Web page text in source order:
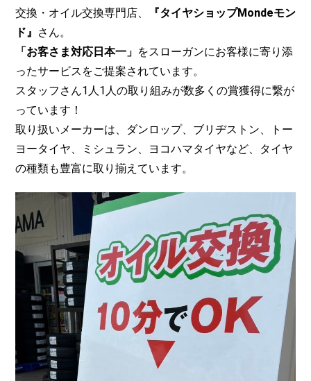
交換・オイル交換専門店、
『タイヤショップMondeモン
ド』 さん。
「お客さま対応日本一」 をスローガンにお客様に寄り添
ったサービスをご提案されています。
スタッフさん1人1人の取り組みが数多くの賞獲得に繋が
っています！
取り扱いメーカーは、ダンロップ、ブリヂストン、トー
ヨータイヤ、ミシュラン、ヨコハマタイヤなど、タイヤ
の種類も豊富に取り揃えています。